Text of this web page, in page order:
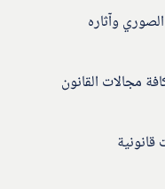
وآثاره
مجالات القانون